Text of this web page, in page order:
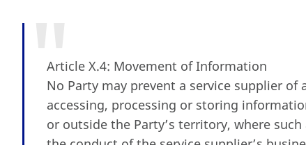
Article X.4: Movement of Information
No Party may prevent a service supplier
accessing, processing or storing
or outside the Party’s territory, where